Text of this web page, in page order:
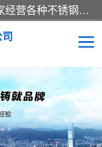
山东华钰金属材料有限公司是一家经营各种不锈钢管材、板材、圆钢、法兰、封头、型材等产品的公司；主营产品有：不锈钢管，激光切割，管件标准件，不锈钢圆钢，不锈钢人孔，不锈钢亮管，不锈钢角钢，不锈钢加工，不锈钢管子，不锈钢工业方管，不锈钢封头，不锈钢法兰，不锈钢阀门，不锈钢槽钢，不锈钢扁钢，不锈钢板等；可为客户制作各种规格的型材及不锈钢配件、非标准件及各种容器具等，能满足客户的不同采购要求。
切割
钢圆钢